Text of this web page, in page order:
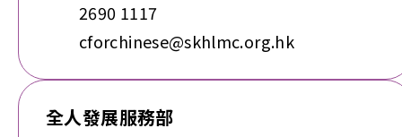
2690 1117
cforchinese@skhlmc.org.hk
全人發展服務部